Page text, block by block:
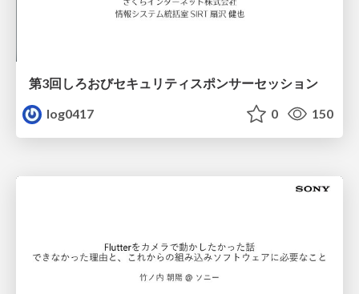
第3回しろおびセキュリティスポンサーセッション
log0417
0 150